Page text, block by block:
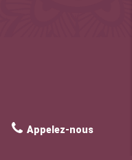
Appelez-nous